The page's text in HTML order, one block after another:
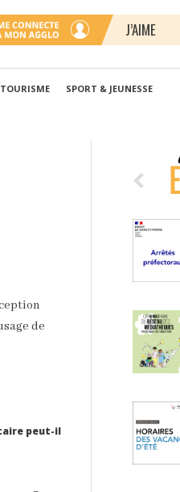
J’AIME
SPORT & JEUNESSE
de
peut-il